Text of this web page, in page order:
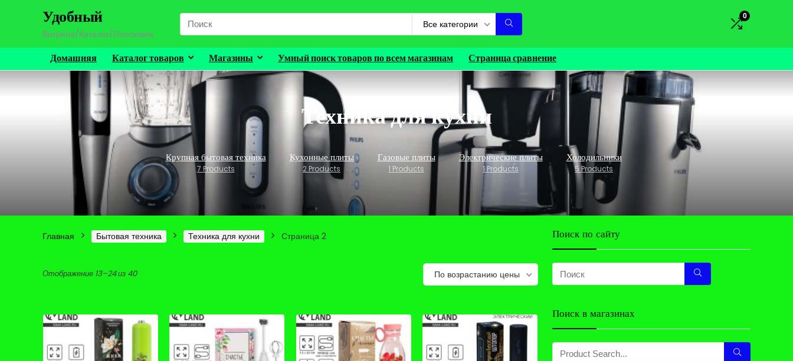
Удобный
Витрина/Каталог/Поисковик
Search
for:
Все категории
0
Домашняя Каталог товаров Магазины Умный поиск товаров по всем магазинам Страница сравнение
Техника для кухни
Крупная бытовая техника
7 Products
Кухонные плиты
2 Products
Газовые плиты
1 Products
Электрические плиты
1 Products
Холодильники
5 Products
Главная Бытовая техника Техника для кухни Страница 2
Отображение 13–24 из 40Цены:
По возрастанию цены
Поиск по сайту
Поиск в магазинах